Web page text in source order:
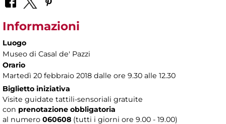
Informazioni
Luogo
Museo di Casal de' Pazzi
Orario
Martedì 20 febbraio 2018 dalle ore 9.30 alle 12.30
Biglietto iniziativa
Visite guidate tattili-sensoriali gratuite
con prenotazione obbligatoria
al numero 060608 (tutti i giorni ore 9.00 - 19.00)